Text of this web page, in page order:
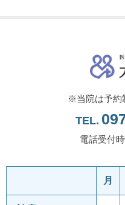
※当院は予約
TEL.
電話受付
月